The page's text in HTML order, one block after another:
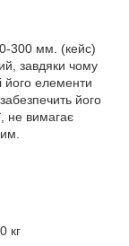
300 мм. (кейс)
завдяки чому
його елементи
його
не вимагає
кг